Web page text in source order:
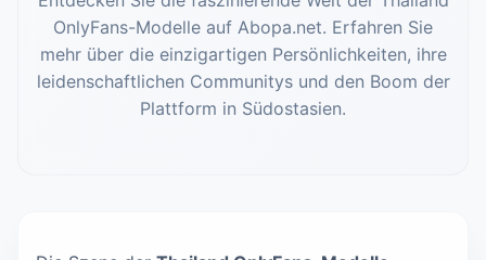
OnlyFans-Modelle auf Abopa.net. Erfahren Sie
mehr über die einzigartigen Persönlichkeiten, ihre
leidenschaftlichen Communitys und den Boom der
Plattform in Südostasien.